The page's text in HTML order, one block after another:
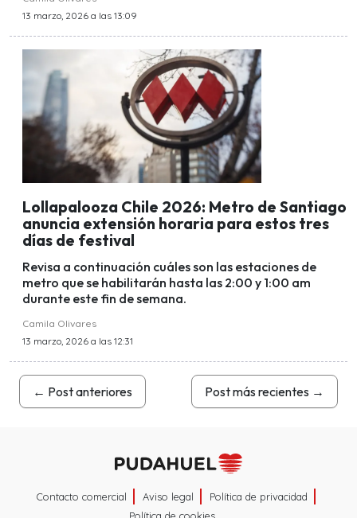
13 marzo, 2026 a las 13:09
Lollapalooza Chile 2026: Metro de Santiago
anuncia extensión horaria para estos tres
días de festival
Revisa a continuación cuáles son las estaciones de
metro que se habilitarán hasta las 2:00 y 1:00 am
durante este fin de semana.
Camila Olivares
13 marzo, 2026 a las 12:31
← Post anteriores Post más recientes →
Contacto comercial Aviso legal
Política de privacidad